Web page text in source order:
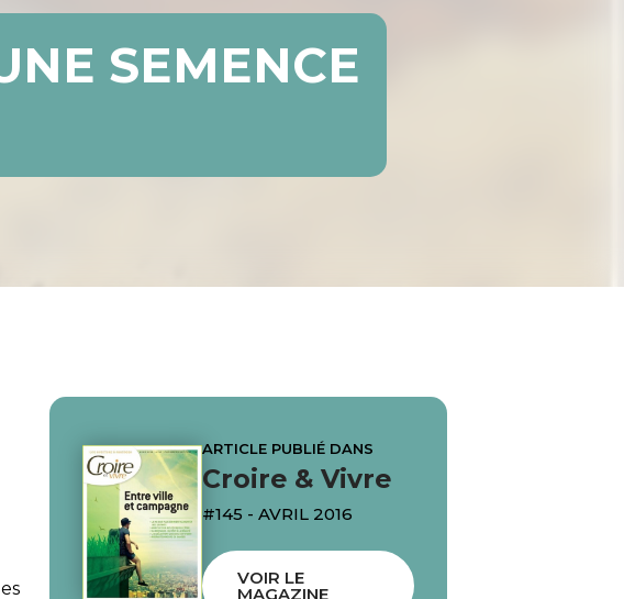
SEMENCE
ARTICLE PUBLIÉ DANS
Croire & Vivre
#145 - AVRIL 2016
VOIR LE
MAGAZINE